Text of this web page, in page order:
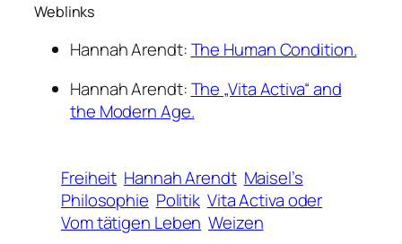
Weblinks
Hannah Arendt:The Human Condition.
Hannah Arendt:The „Vita Activa“ and
the Modern Age.
Freiheit Hannah Arendt Maisel’s
Philosophie Politik Vita Activa oder
Vom tätigen Leben Weizen